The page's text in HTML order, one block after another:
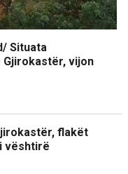
Situata
vijon
flakët
vështirë